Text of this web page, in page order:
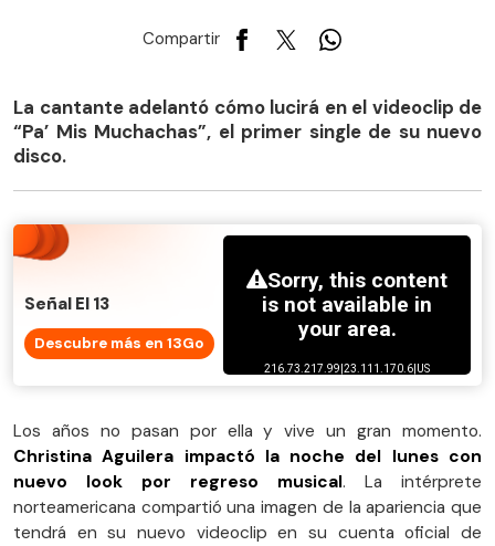
Compartir
La cantante adelantó cómo lucirá en el videoclip de
“Pa’ Mis Muchachas”, el primer single de su nuevo
disco.
Señal El 13
Descubre más en 13Go
Los años no pasan por ella y vive un gran momento.
Christina Aguilera impactó la noche del lunes con
nuevo look por regreso musical. La intérprete
norteamericana compartió una imagen de la apariencia que
tendrá en su nuevo videoclip en su cuenta oficial de